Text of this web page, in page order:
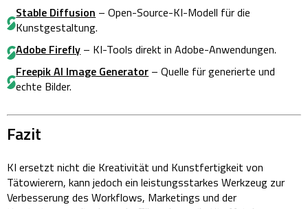
Stable Diffusion – Open-Source-KI-Modell für die
Kunstgestaltung.
Adobe Firefly – KI-Tools direkt in Adobe-Anwendungen.
Freepik AI Image Generator – Quelle für generierte und
echte Bilder.
Fazit
KI ersetzt nicht die Kreativität und Kunstfertigkeit von
Tätowierern, kann jedoch ein leistungsstarkes Werkzeug zur
Verbesserung des Workflows, Marketings und der